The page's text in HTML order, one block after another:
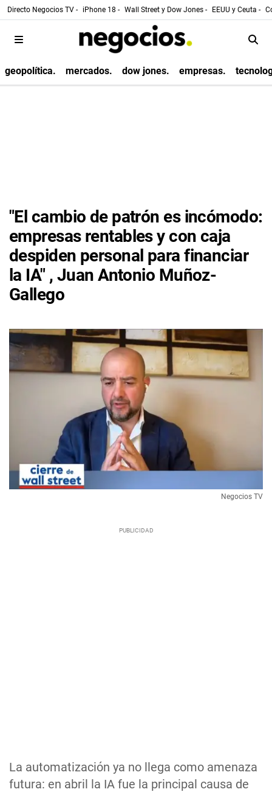
Directo Negocios TV - iPhone 18 - Wall Street y Dow Jones - EEUU y Ceuta -
geopolítica. mercados. dow jones. empresas.
"El cambio de patrón es incómodo:
empresas rentables y con caja
despiden personal para financiar
la IA" , Juan Antonio Muñoz-
Gallego
La automatización ya no llega como amenaza
futura: en abril la IA fue la principal causa de
Negocios TV